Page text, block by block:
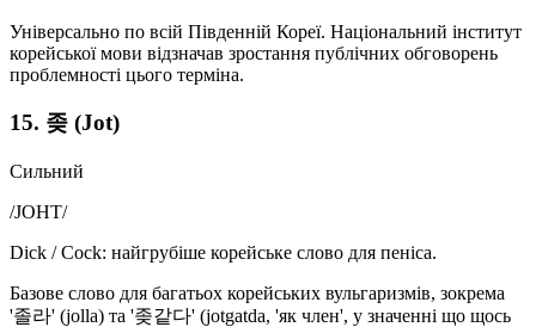
Універсально по всій Південній Кореї. Національний інститут
корейської мови відзначав зростання публічних обговорень
проблемності цього терміна.
15. 좆 (Jot)
Сильний
/JOHT/
Dick / Cock: найгрубіше корейське слово для пеніса.
Базове слово для багатьох корейських вульгаризмів, зокрема
'졸라' (jolla) та '좆같다' (jotgatda, 'як член', у значенні що щось